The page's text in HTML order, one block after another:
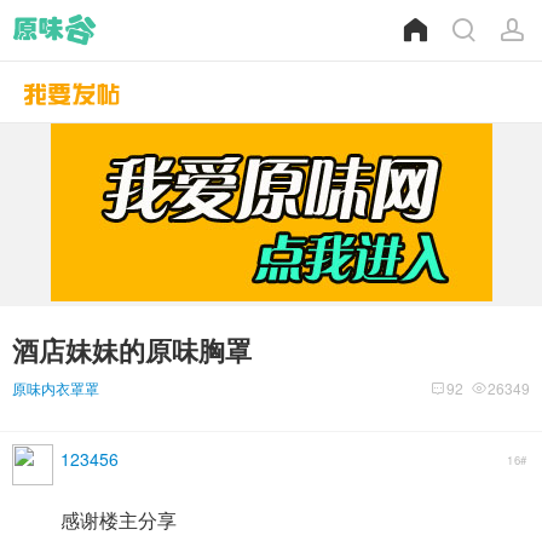
酒店妹妹的原味胸罩
原味内衣罩罩 26349
92
123456 16#
感谢楼主分享